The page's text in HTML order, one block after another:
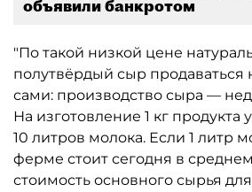
объявили банкротом
"По такой низкой цене
полутвёрдый сыр продаваться
сами: производство сыра —
На изготовление 1 кг
10 литров молока. Если 1 литр
ферме стоит сегодня в
стоимость основного сырья